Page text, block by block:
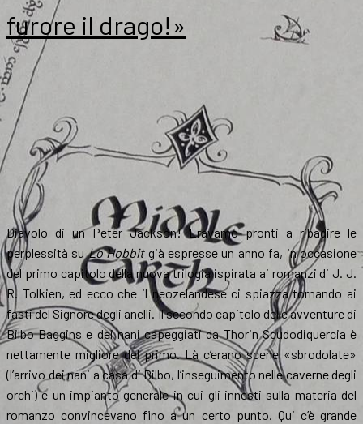
furore il drago!»
Diavolo di un Peter Jackson! Eravamo pronti a ribadire le
perplessità suLo Hobbitgià espresse un anno fa, in occasione
del primo capitolo della nuova trilogia ispirata ai romanzi di J. J.
R. Tolkien, ed ecco che il neozelandese ci spiazza tornando ai
fasti del Signore degli anelli. Il secondo capitolo delle avventure di
Bilbo Baggins e dei nani capeggiati da Thorin Scudodiquercia è
nettamente migliore del primo. Là c’erano scene «sbrodolate»
(l’arrivo dei nani a casa di Bilbo, l’inseguimento nelle caverne degli
orchi) e un impianto generale in cui gli innesti sulla materia del
romanzo convincevano fino a un certo punto. Qui c’è grande